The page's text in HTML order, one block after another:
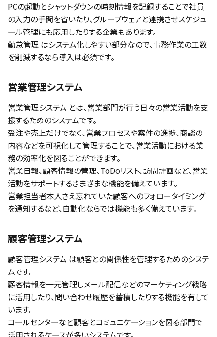
PCの起動とシャットダウンの時刻情報を記録することで社員
の入力の手間を省いたり、グループウェアと連携させスケジュ
ール管理にも応用したりする企業もあります。
勤怠管理 はシステム化しやすい部分なので、事務作業の工数
を削減するなら導入は必須です。
営業管理システム
営業管理システム とは、営業部門が行う日々の営業活動を支
援するためのシステムです。
受注や売上だけでなく、営業プロセスや案件の進捗、商談の
内容などを可視化して管理することで、営業活動における業
務の効率化を図ることができます。
営業日報、顧客情報の管理、ToDoリスト、訪問計画など、営業
活動をサポートするさまざまな機能を備えています。
営業担当者本人さえ忘れていた顧客へのフォロータイミング
を通知するなど、自動化ならでは機能も多く備えています。
顧客管理システム
顧客管理システム は顧客との関係性を管理するためのシステ
ムです。
顧客情報を一元管理しメール配信などのマーケティング戦略
に活用したり、問い合わせ履歴を蓄積したりする機能を有して
います。
コールセンターなど顧客とコミュニケーションを図る部門で
活用されるケースが多いシステムです。